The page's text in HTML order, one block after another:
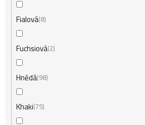
Fialová 8
Fuchsiová 2
Hnědá 98
Khaki 75